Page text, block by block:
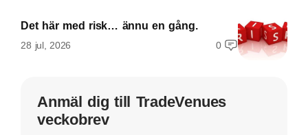
Det här med risk… ännu en gång.
28 jul, 2026 0
Anmäl dig till TradeVenues
veckobrev